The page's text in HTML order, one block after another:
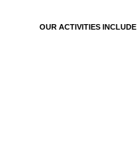
OUR ACTIVITIES INCLUDE